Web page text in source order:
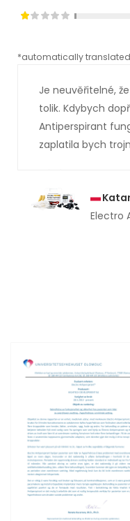
*automatically translated
Je neuvěřitelné,
tolik. Kdybych
Antiperspirant
zaplatila bych
Electro